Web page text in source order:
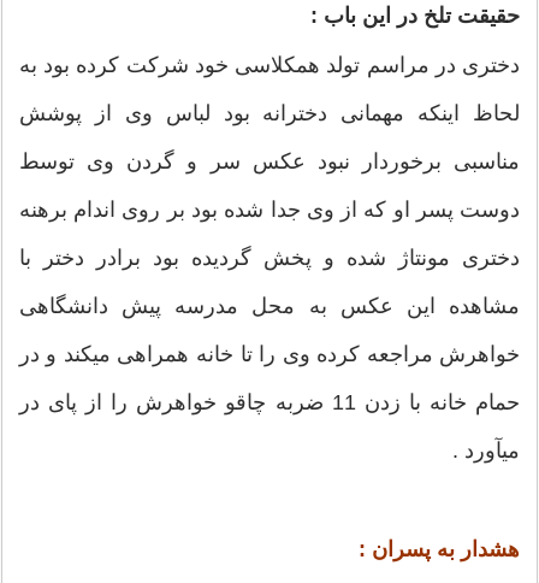
حقیقت تلخ در این باب :
دختری در مراسم تولد همکلاسی خود شرکت کرده بود به
لحاظ اینکه مهمانی دخترانه بود لباس وی از پوشش
مناسبی برخوردار نبود عکس سر و گردن وی توسط
دوست پسر او که از وی جدا شده بود بر روی اندام برهنه
دختری مونتاژ شده و پخش گردیده بود برادر دختر با
مشاهده این عکس به محل مدرسه پیش دانشگاهی
خواهرش مراجعه کرده وی را تا خانه همراهی میکند و در
حمام خانه با زدن 11 ضربه چاقو خواهرش را از پای در
میآورد .
هشدار به پسران :